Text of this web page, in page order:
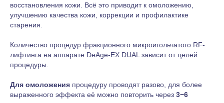
восстановления кожи. Всё это приводит к омоложению,
улучшению качества кожи, коррекции и профилактике
старения.
Количество процедур фракционного микроигольчатого RF-
лифтинга на аппарате DeAge-EX DUAL зависит от целей
процедуры.
Для омоложения процедуру проводят разово, для более
выраженного эффекта её можно повторить через 3−6